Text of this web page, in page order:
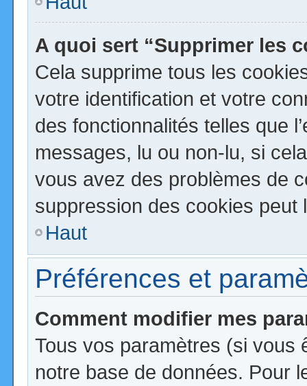
A quoi sert “Supprimer les
Cela supprime tous les
votre identification et votre
des fonctionnalités telles que
messages, lu ou non-lu, si
vous avez des problèmes de
suppression des cookies peut
Haut
Préférences et
Comment modifier mes
Tous vos paramètres (si vous
notre base de données. Pour